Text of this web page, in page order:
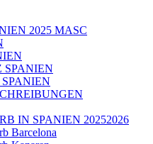
2025 MASC
SPANIEN
IN SPANIEN 20252026
Barcelona